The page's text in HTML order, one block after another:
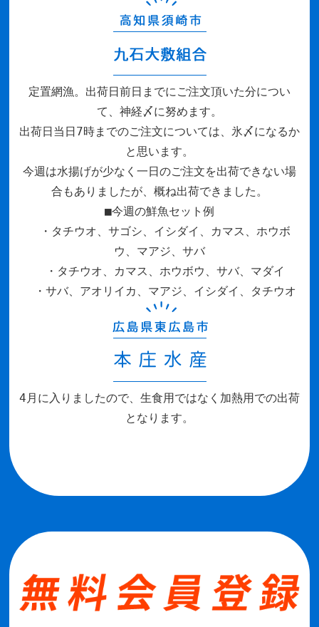
定置網漁。出荷日前日までにご注文頂いた分につい
て、神経〆に努めます。
出荷日当日7時までのご注文については、氷〆になるか
と思います。
今週は水揚げが少なく一日のご注文を出荷できない場
合もありましたが、概ね出荷できました。
■今週の鮮魚セット例
・タチウオ、サゴシ、イシダイ、カマス、ホウボ
ウ、マアジ、サバ
・タチウオ、カマス、ホウボウ、サバ、マダイ
・サバ、アオリイカ、マアジ、イシダイ、タチウオ
4月に入りましたので、生食用ではなく加熱用での出荷
となります。